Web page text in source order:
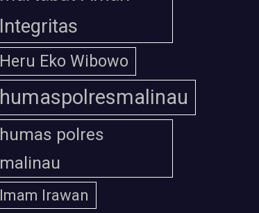
Integritas
Heru Eko Wibowo
humaspolresmalinau
humas polres
malinau
Imam Irawan